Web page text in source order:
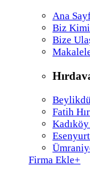
Ana
Biz
Bize
Fatih
Firma Ekle+